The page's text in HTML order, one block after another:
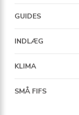
GUIDES
INDLÆG
KLIMA
SMÅ FIFS